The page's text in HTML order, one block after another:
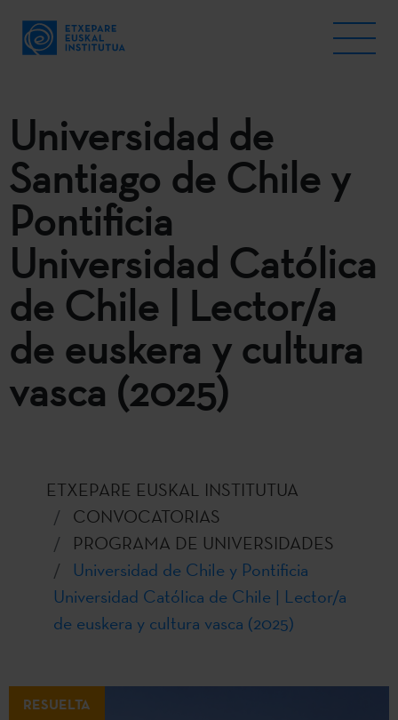
Universidad de
Santiago de Chile y
Pontificia
Universidad Católica
de Chile | Lector/a
de euskera y cultura
vasca (2025)
ETXEPARE EUSKAL INSTITUTUA
CONVOCATORIAS
PROGRAMA DE UNIVERSIDADES
Universidad de Chile y Pontificia
Universidad Católica de Chile | Lector/a
de euskera y cultura vasca (2025)
RESUELTA